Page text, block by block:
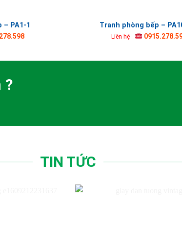
– PA1-1 Tranh phòng bếp –
Liên hệ
?
TIN TỨC